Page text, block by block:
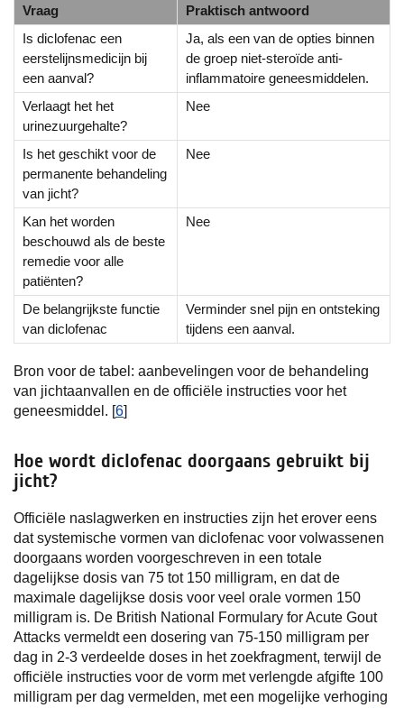
Vraag
Praktisch antwoord
Is diclofenac een
eerstelijnsmedicijn bij
een aanval?
Ja, als een van de opties binnen
de groep niet-steroïde anti-
inflammatoire geneesmiddelen.
Verlaagt het het
urinezuurgehalte?
Nee
Is het geschikt voor de
permanente behandeling
van jicht?
Nee
Kan het worden
beschouwd als de beste
remedie voor alle
patiënten?
Nee
De belangrijkste functie
van diclofenac
Verminder snel pijn en ontsteking
tijdens een aanval.
Bron voor de tabel: aanbevelingen voor de behandeling
van jichtaanvallen en de officiële instructies voor het
geneesmiddel. [6]
Hoe wordt diclofenac doorgaans gebruikt bij
jicht?
Officiële naslagwerken en instructies zijn het erover eens
dat systemische vormen van diclofenac voor volwassenen
doorgaans worden voorgeschreven in een totale
dagelijkse dosis van 75 tot 150 milligram, en dat de
maximale dagelijkse dosis voor veel orale vormen 150
milligram is. De British National Formulary for Acute Gout
Attacks vermeldt een dosering van 75-150 milligram per
dag in 2-3 verdeelde doses in het zoekfragment, terwijl de
officiële instructies voor de vorm met verlengde afgifte 100
milligram per dag vermelden, met een mogelijke verhoging